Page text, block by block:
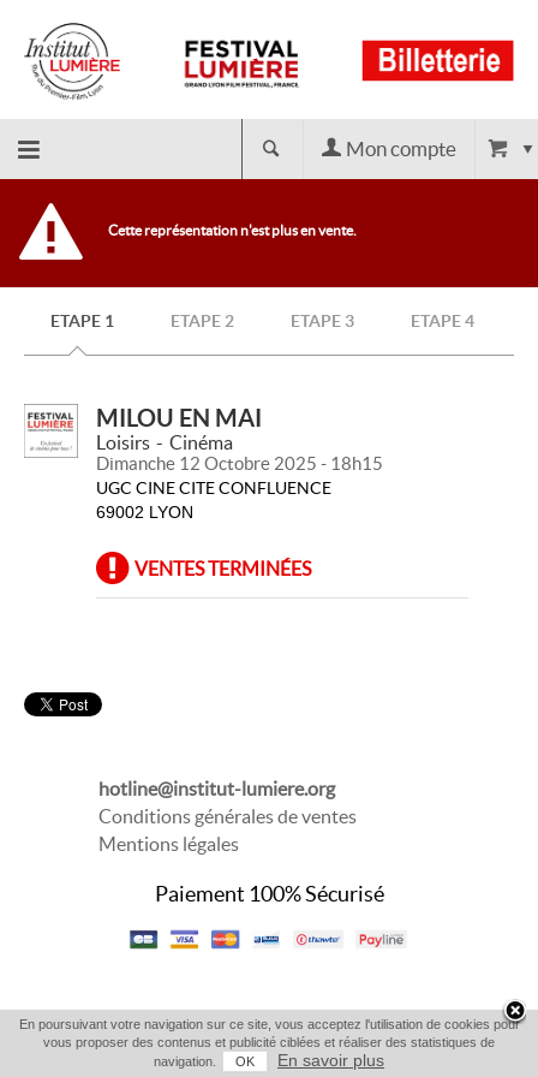
Retour
l'accueil
Mon compte
Cette représentation n'est plus en vente.
ETAPE 1 ETAPE 2 ETAPE 3 ETAPE 4
MILOU EN MAI
Loisirs Cinéma
Dimanche 12 Octobre 2025 - 18h15
UGC CINE CITE CONFLUENCE
69002 LYON
VENTES TERMINÉES
hotline@institut-lumiere.org
Conditions générales de ventes
Mentions légales
Paiement 100% Sécurisé
En poursuivant votre navigation sur ce site, vous acceptez l'utilisation de cookies pour
vous proposer des contenus et publicité ciblées et réaliser des statistiques de
navigation.
OK En savoir plus